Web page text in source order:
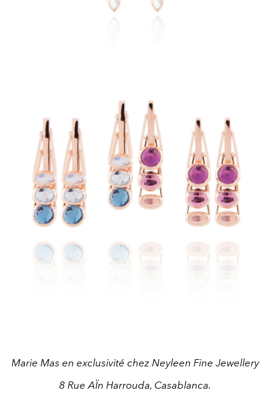
Marie Mas en exclusivité chez Neyleen Fine Jewellery
8 Rue AÏn Harrouda, Casablanca.